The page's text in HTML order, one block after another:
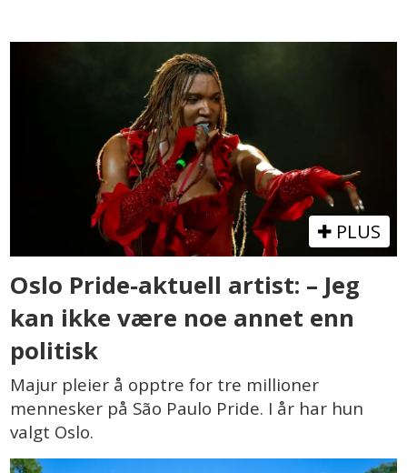
PLUS
Oslo Pride-aktuell artist: – Jeg
kan ikke være noe annet enn
politisk
Majur pleier å opptre for tre millioner
mennesker på São Paulo Pride. I år har hun
valgt Oslo.